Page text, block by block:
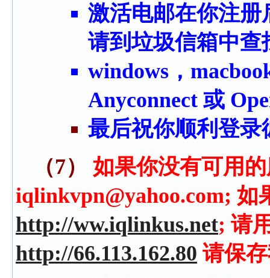
激活电邮在你注册
请到垃圾信箱中查
windows，
Anyconnect 或
最后祝你顺利登录
（7） 如果你没有可用
iqlinkvpn@yahoo.com;
http://ww.iqlinkus.net; 请
http://66.113.162.80 请保